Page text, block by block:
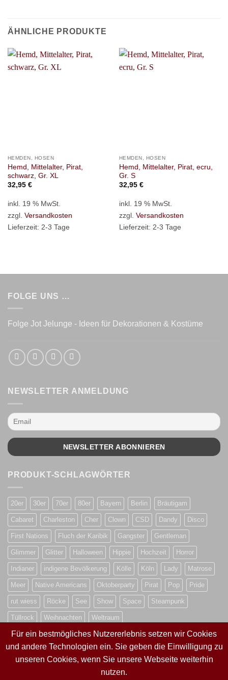
ÄHNLICHE PRODUKTE
HEMDEN, HOSEN
Hemd, Mittelalter, Pirat,
schwarz, Gr. XL
32,95 €
inkl. 19 % MwSt.
zzgl. Versandkosten
Lieferzeit: 2-3 Tage
HEMDEN, HOSEN
Hemd, Mittelalter, Pirat, ecru,
Gr. S
32,95 €
inkl. 19 % MwSt.
zzgl. Versandkosten
Lieferzeit: 2-3 Tage
FOLGE UNS …
Folge Jot Jelunge - Ideen für Dekorationen & Kostüme
NEWSLETTER ANMELDUNG
PRODUKT-SCHLAGWÖRTER
20er 30er 70er 80er Bayern Berlin Bräutigam
Cabaret Charleston Cher Clown CSD Dandy Disco
First Nations Fluch der Karibik Gangster Gentleman
Glimmer Glitter Halloween Hippie Hochzeit Horror
Indianer indigene Bevölkerung Kölle Köln Lady Matrose
Meer Native Americans Oktoberparty Pirat Pop Pride
rut wiess Röcke See Show Space Steampunk
Tüllrock Weihnachten Weltraum
VERTRAG WIDERRUFEN
Für ein bestmögliches Nutzererlebnis setzen wir Cookies
und andere Technologien ein. Sie geben die Einwilligung zu
unseren Cookies, wenn Sie unsere Webseite weiterhin
nutzen.